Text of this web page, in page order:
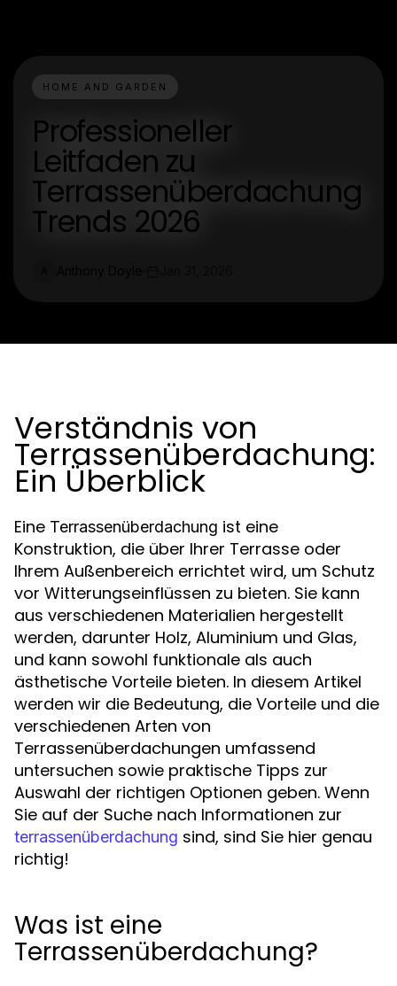
HOME AND GARDEN
Professioneller
Leitfaden zu
Terrassenüberdachung
Trends 2026
Verständnis von
Terrassenüberdachung:
Ein Überblick
Eine Terrassenüberdachung ist eine
Konstruktion, die über Ihrer Terrasse oder
Ihrem Außenbereich errichtet wird, um Schutz
vor Witterungseinflüssen zu bieten. Sie kann
aus verschiedenen Materialien hergestellt
werden, darunter Holz, Aluminium und Glas,
und kann sowohl funktionale als auch
ästhetische Vorteile bieten. In diesem Artikel
werden wir die Bedeutung, die Vorteile und die
verschiedenen Arten von
Terrassenüberdachungen umfassend
untersuchen sowie praktische Tipps zur
Auswahl der richtigen Optionen geben. Wenn
Sie auf der Suche nach Informationen zur
terrassenüberdachung sind, sind Sie hier genau
richtig!
Was ist eine
Terrassenüberdachung?